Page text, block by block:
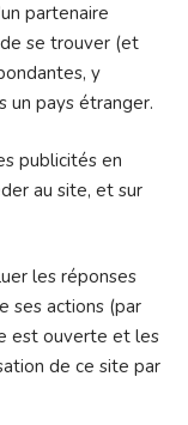
partenaire
se trouver (et
y
un pays étranger.
publicités en
au site, et sur
les réponses
ses actions (par
est ouverte et les
de ce site par